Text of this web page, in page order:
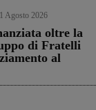
1 Agosto 2026
oltre la
di Fratelli
al